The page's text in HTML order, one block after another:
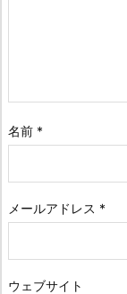
名前 *
メールアドレス *
ウェブサイト